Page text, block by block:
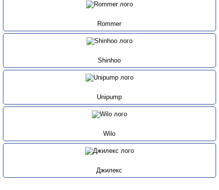
Rommer
Shinhoo
Unipump
Wilo
Джилекс